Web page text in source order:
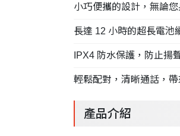
小巧便攜的設計，無論
長達 12 小時的超長電池
IPX4 防水保護，防止揚
輕鬆配對，清晰通話，
產品介紹